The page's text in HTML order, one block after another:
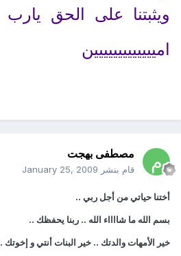
ويثبتنا على الحق يارب
امييييييييييييين
مصطفى بهجت
قام بنشر January 25, 2009
أختنا حياتي من أجل ربي ..
بسم الله ما شااااء الله .. ربنا يحفظك ..
خير الأمهات والدتك .. خير البنات أنتي و إخوتك ..